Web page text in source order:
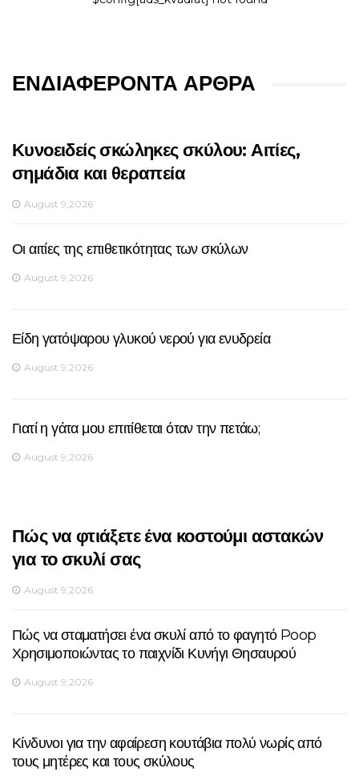
ΕΝΔΙΑΦΈΡΟΝΤΑ ΆΡΘΡΑ
Κυνοειδείς σκώληκες σκύλου: Αιτίες,
σημάδια και θεραπεία
August 9,2026
Οι αιτίες της επιθετικότητας των σκύλων
August 9,2026
Είδη γατόψαρου γλυκού νερού για ενυδρεία
August 9,2026
Γιατί η γάτα μου επιτίθεται όταν την πετάω;
August 9,2026
Πώς να φτιάξετε ένα κοστούμι αστακών
για το σκυλί σας
August 9,2026
Πώς να σταματήσει ένα σκυλί από το φαγητό Poop
Χρησιμοποιώντας το παιχνίδι Κυνήγι Θησαυρού
August 9,2026
Κίνδυνοι για την αφαίρεση κουτάβια πολύ νωρίς από
τους μητέρες και τους σκύλους